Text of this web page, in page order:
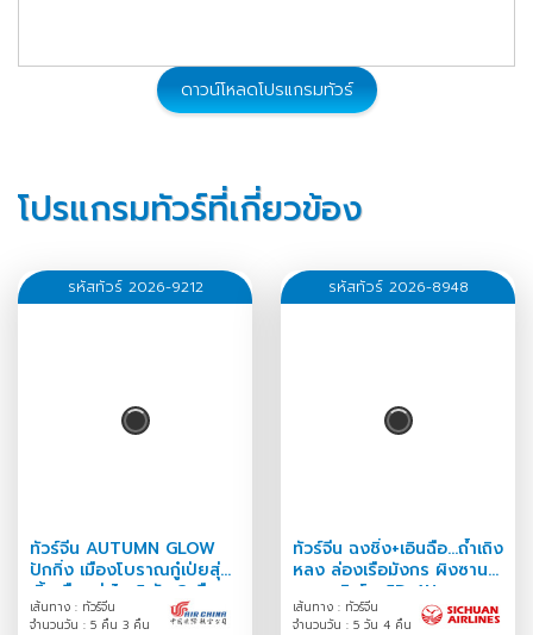
ดาวน์โหลดโปรแกรมทัวร์
โปรแกรมทัวร์ที่เกี่ยวข้อง
รหัสทัวร์ 2026-9212
ทัวร์จีน AUTUMN GLOW
ปักกิ่ง เมืองโบราณกู๋เป่ยสุ่ย
เจิ้น ซือหม่าไถ 5 วัน 3 คืน
เส้นทาง : ทัวร์จีน
จำนวนวัน : 5 คืน 3 คืน
รหัสทัวร์ 2026-8948
ทัวร์จีน ฉงชิ่ง+เอินฉือ...ถ้ำเถิง
หลง ล่องเรือมังกร ผิงซาน
หุบเขาสิงโต 5D 4N
เส้นทาง : ทัวร์จีน
จำนวนวัน : 5 วัน 4 คืน